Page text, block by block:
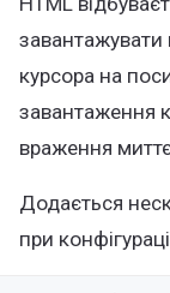
завантажувати
курсора на
завантаження
враження
Додається
при